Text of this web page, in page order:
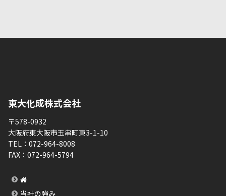
東大化成株式会社
〒578-0932
大阪府東大阪市玉串町東3-1-10
TEL： 072-964-8008
FAX： 072-964-5794
当社の強み